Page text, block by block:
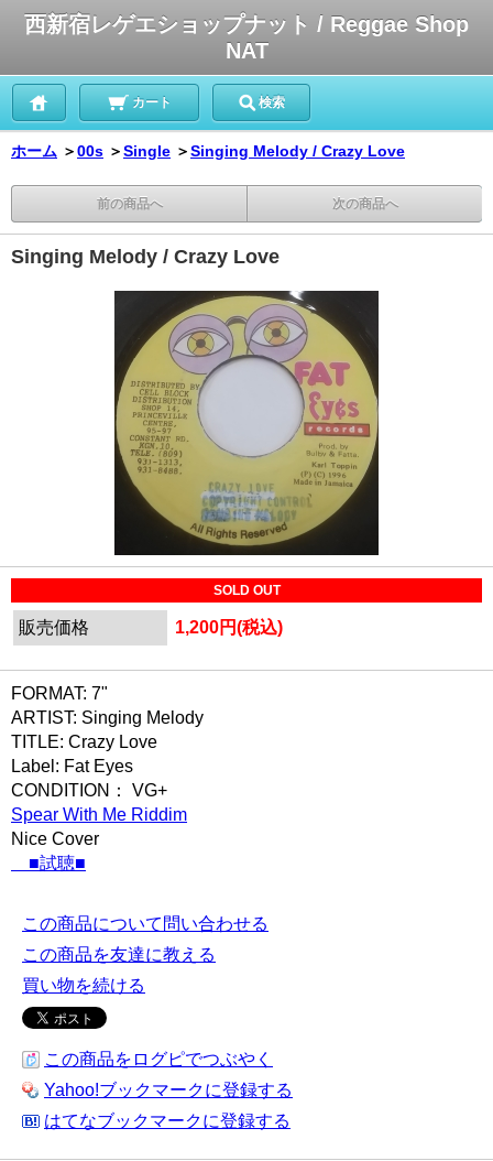
西新宿レゲエショップナット / Reggae Shop
NAT
カート 検索
ホーム ＞00s ＞Single ＞Singing Melody / Crazy Love
前の商品へ 次の商品へ
Singing Melody / Crazy Love
SOLD OUT
販売価格 1,200円(税込)
FORMAT: 7"
ARTIST: Singing Melody
TITLE: Crazy Love
Label: Fat Eyes
CONDITION： VG+
Spear With Me Riddim
Nice Cover
■試聴■
この商品について問い合わせる
この商品を友達に教える
買い物を続ける
この商品をログピでつぶやく
Yahoo!ブックマークに登録する
はてなブックマークに登録する